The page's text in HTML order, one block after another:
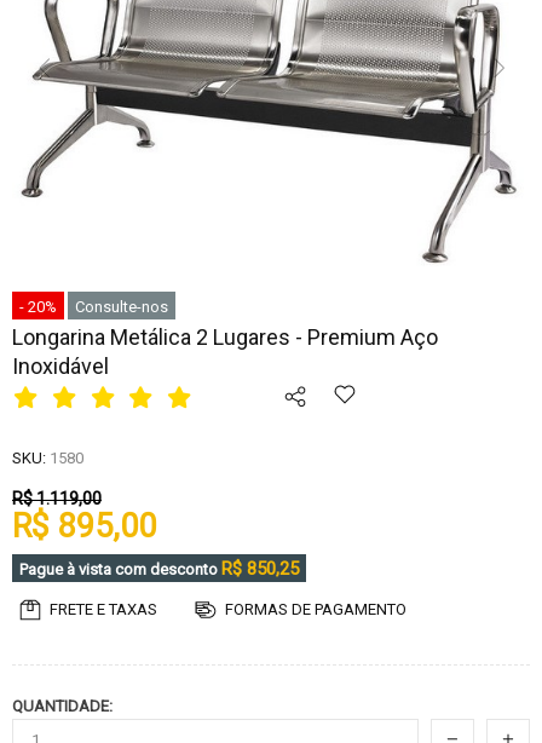
- 20% Consulte-nos
Longarina Metálica 2 Lugares - Premium Aço
Inoxidável
SKU: 1580
R$ 1.119,00
R$ 895,00
Pague à vista com desconto R$ 850,25
FRETE E TAXAS FORMAS DE PAGAMENTO
QUANTIDADE: